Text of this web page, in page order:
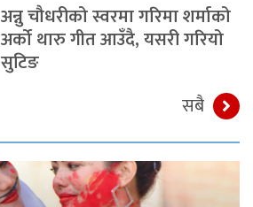
अन्नु चौधरीको स्वरमा गरिमा शर्माको
अर्को थारु गीत आउँदै, यसरी गरियो
सुटिङ
सबै